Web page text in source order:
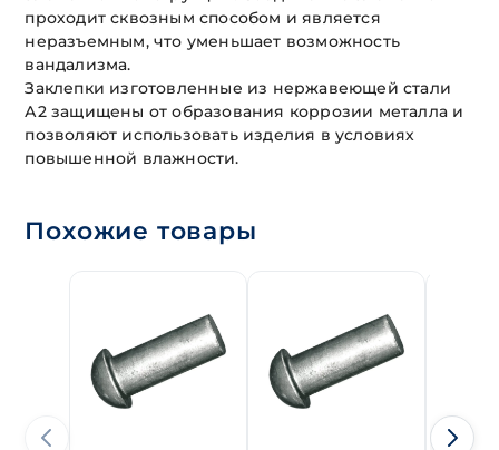
проходит сквозным способом и является
неразъемным, что уменьшает возможность
вандализма.
Заклепки изготовленные из нержавеющей стали
А2 защищены от образования коррозии металла и
позволяют использовать изделия в условиях
повышенной влажности.
Похожие товары